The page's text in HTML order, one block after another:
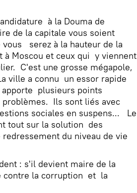
à la Douma de
de la capitale vous soient
serez à la hauteur de la
à Moscou et ceux qui y viennent
C'est une grosse mégapole,
ville a connu un essor rapide
plusieurs points
Ils sont liés avec
sociales en suspens... Le
tout sur la solution des
du niveau de vie
: s'il devient maire de la
contre la corruption et la